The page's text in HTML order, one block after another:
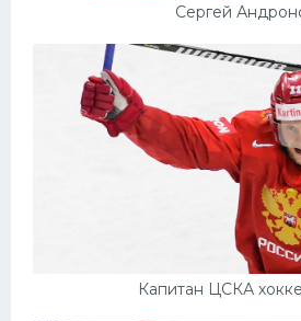
Сергей
Капитан ЦСКА